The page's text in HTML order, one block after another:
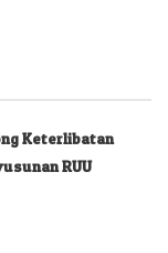
Keterlibatan
RUU